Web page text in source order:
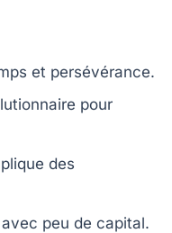
et persévérance.
pour
des
peu de capital.